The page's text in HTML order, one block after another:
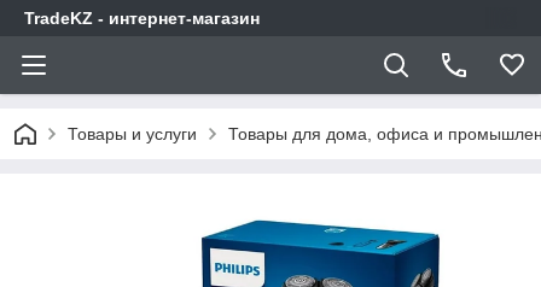
TradeKZ - интернет-магазин
Товары и услуги Товары для дома, офиса и